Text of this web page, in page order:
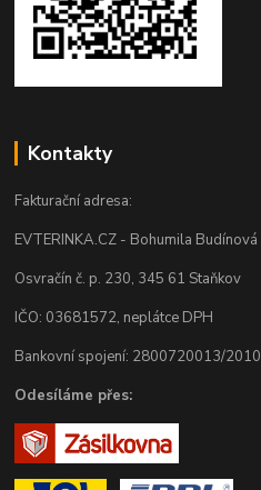
Kontakty
Fakturační adresa:
EVTERINKA.CZ - Bohumila Budínová
Osvračín č. p. 230, 345 61 Staňkov
IČO: 03681572, neplátce DPH
Bankovní spojení: 2800720013/2010
Odesíláme přes: